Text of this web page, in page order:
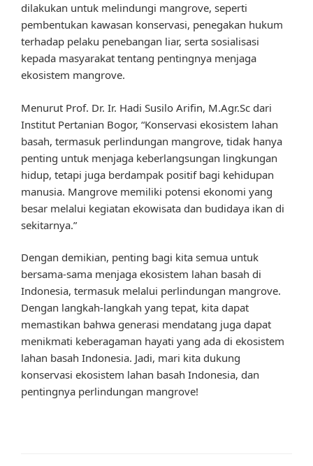
dilakukan untuk melindungi mangrove, seperti
pembentukan kawasan konservasi, penegakan hukum
terhadap pelaku penebangan liar, serta sosialisasi
kepada masyarakat tentang pentingnya menjaga
ekosistem mangrove.
Menurut Prof. Dr. Ir. Hadi Susilo Arifin, M.Agr.Sc dari
Institut Pertanian Bogor, “Konservasi ekosistem lahan
basah, termasuk perlindungan mangrove, tidak hanya
penting untuk menjaga keberlangsungan lingkungan
hidup, tetapi juga berdampak positif bagi kehidupan
manusia. Mangrove memiliki potensi ekonomi yang
besar melalui kegiatan ekowisata dan budidaya ikan di
sekitarnya.”
Dengan demikian, penting bagi kita semua untuk
bersama-sama menjaga ekosistem lahan basah di
Indonesia, termasuk melalui perlindungan mangrove.
Dengan langkah-langkah yang tepat, kita dapat
memastikan bahwa generasi mendatang juga dapat
menikmati keberagaman hayati yang ada di ekosistem
lahan basah Indonesia. Jadi, mari kita dukung
konservasi ekosistem lahan basah Indonesia, dan
pentingnya perlindungan mangrove!